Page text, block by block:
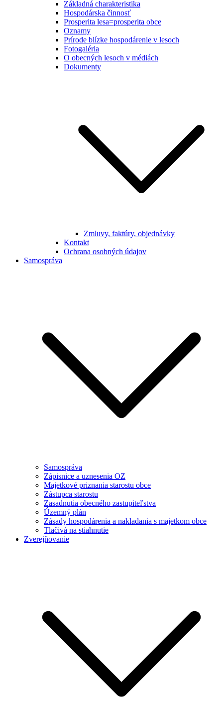
Základná charakteristika
Hospodárska činnosť
Prosperita lesa=prosperita obce
Oznamy
Prírode blízke hospodárenie v lesoch
Fotogaléria
O obecných lesoch v médiách
Dokumenty
Zmluvy, faktúry, objednávky
Kontakt
Ochrana osobných údajov
Samospráva
Samospráva
Zápisnice a uznesenia OZ
Majetkové priznania starostu obce
Zástupca starostu
Zasadnutia obecného zastupiteľstva
Územný plán
Zásady hospodárenia a nakladania s majetkom obce
Tlačivá na stiahnutie
Zverejňovanie